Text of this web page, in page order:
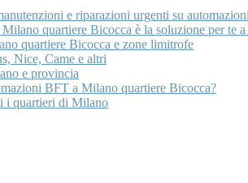
e riparazioni urgenti su
quartiere Bicocca è la soluzione per te
quartiere Bicocca e zone limitrofe
Nice, Came e altri
e provincia
BFT a Milano quartiere Bicocca?
i quartieri di Milano